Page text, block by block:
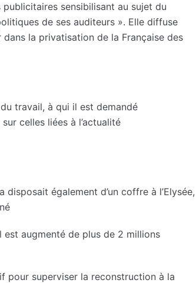
publicitaires sensibilisant au sujet du
de ses auditeurs ». Elle diffuse
la privatisation de la Française des
travail, à qui il est demandé
celles liées à l’actualité
également d’un coffre à l’Elysée,
est augmenté de plus de 2 millions
pour superviser la reconstruction à la